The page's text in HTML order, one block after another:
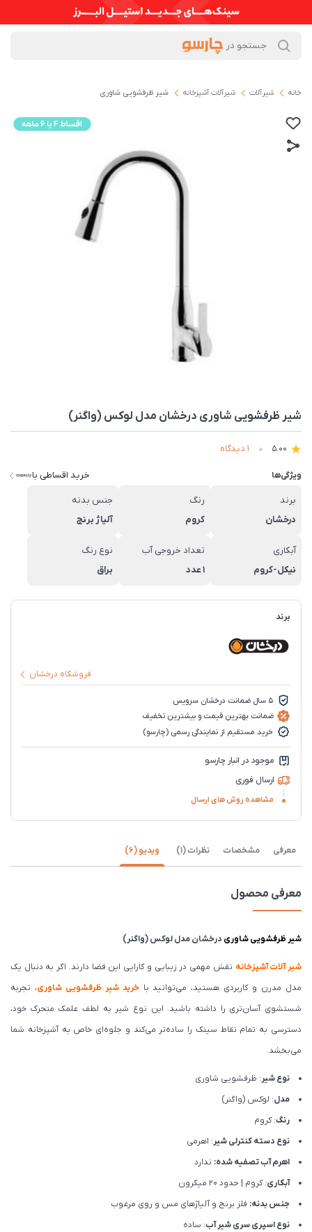
خانه شیرآلات شیرآلات آشپزخانه شیر ظرفشویی شاوری
شیر ظرفشويی شاوری درخشان مدل لوکس (واگنر)
5.00 1 دیدگاه
ویژگی‌ها خرید اقساطی با
برند
درخشان
رنگ
کروم
جنس بدنه
آلیاژ برنج
آبکاری
نیکل-کروم
تعداد خروجی آب
1 عدد
نوع رنگ
براق
برند
فروشگاه درخشان
5 سال ضمانت درخشان سرویس
ضمانت بهترین قیمت و بیشترین تخفیف
خرید مستقیم از نمایندگی رسمی (چارسو)
موجود در انبار چارسو
ارسال فوری
مشاهده روش های ارسال
معرفی مشخصات نظرات (1) ویدیو (6)
معرفی محصول
شیر ظرفشويی شاوری درخشان مدل لوکس (واگنر)
شیر آلات آشپزخانه نقش مهمی در زیبایی و کارایی این فضا دارند. اگر به دنبال یک
مدل مدرن و کاربردی هستید، می‌توانید باخرید شیر ظرفشویی شاوری، تجربه
شستشوی آسان‌تری را داشته باشید. این نوع شیر به لطف علمک متحرک خود،
دسترسی به تمام نقاط سینک را ساده‌تر می‌کند و جلوه‌ای خاص به آشپزخانه شما
می‌بخشد.
نوع شیر: ظرفشويی شاوری
مدل: لوکس (واگنر)
رنگ: کروم
نوع دسته کنترلی شیر: اهرمی
اهرم آب تصفیه شده: ندارد
آبکاری: کروم | حدود 20 میکرون
جنس بدنه: فلز برنج و آلیاژهای مس و روی مرغوب
نوع اسپری سری شیر آب: ساده